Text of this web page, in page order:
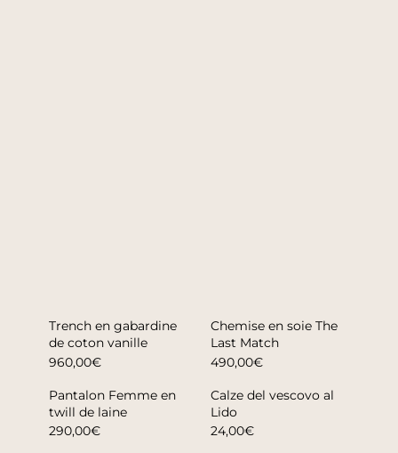
Trench en gabardine
de coton vanille
960,00€
Chemise en soie The
Last Match
490,00€
Pantalon Femme en
twill de laine
290,00€
Calze del vescovo al
Lido
24,00€